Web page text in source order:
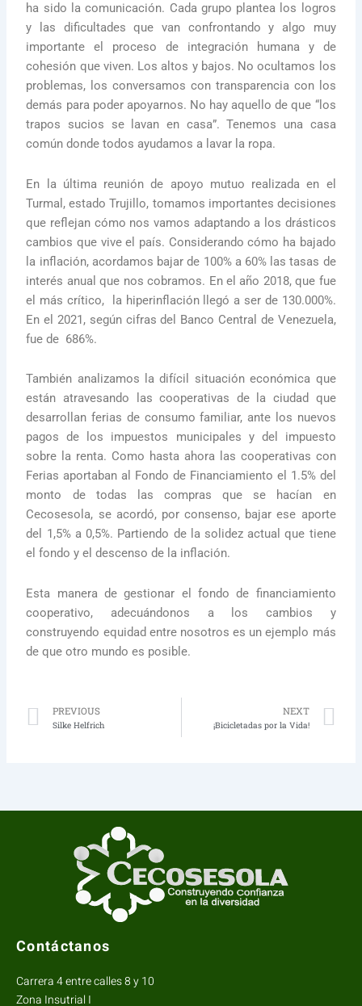
ha sido la comunicación. Cada grupo plantea los logros
y las dificultades que van confrontando y algo muy
importante el proceso de integración humana y de
cohesión que viven. Los altos y bajos. No ocultamos los
problemas, los conversamos con transparencia con los
demás para poder apoyarnos. No hay aquello de que “los
trapos sucios se lavan en casa”. Tenemos una casa
común donde todos ayudamos a lavar la ropa.
En la última reunión de apoyo mutuo realizada en el
Turmal, estado Trujillo, tomamos importantes decisiones
que reflejan cómo nos vamos adaptando a los drásticos
cambios que vive el país. Considerando cómo ha bajado
la inflación, acordamos bajar de 100% a 60% las tasas de
interés anual que nos cobramos. En el año 2018, que fue
el más crítico, la hiperinflación llegó a ser de 130.000%.
En el 2021, según cifras del Banco Central de Venezuela,
fue de 686%.
También analizamos la difícil situación económica que
están atravesando las cooperativas de la ciudad que
desarrollan ferias de consumo familiar, ante los nuevos
pagos de los impuestos municipales y del impuesto
sobre la renta. Como hasta ahora las cooperativas con
Ferias aportaban al Fondo de Financiamiento el 1.5% del
monto de todas las compras que se hacían en
Cecosesola, se acordó, por consenso, bajar ese aporte
del 1,5% a 0,5%. Partiendo de la solidez actual que tiene
el fondo y el descenso de la inflación.
Esta manera de gestionar el fondo de financiamiento
cooperativo, adecuándonos a los cambios y
construyendo equidad entre nosotros es un ejemplo más
de que otro mundo es posible.
Prev
PREVIOUS
Silke Helfrich
NEXT
¡Bicicletadas por la Vida!
Contáctanos
Carrera 4 entre calles 8 y 10
Zona Insutrial I